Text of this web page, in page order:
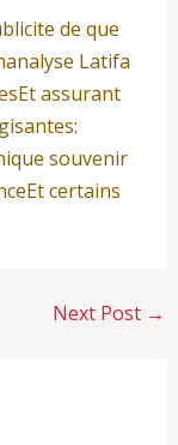
de que
Latifa
assurant
souvenir
certains
Next Post →